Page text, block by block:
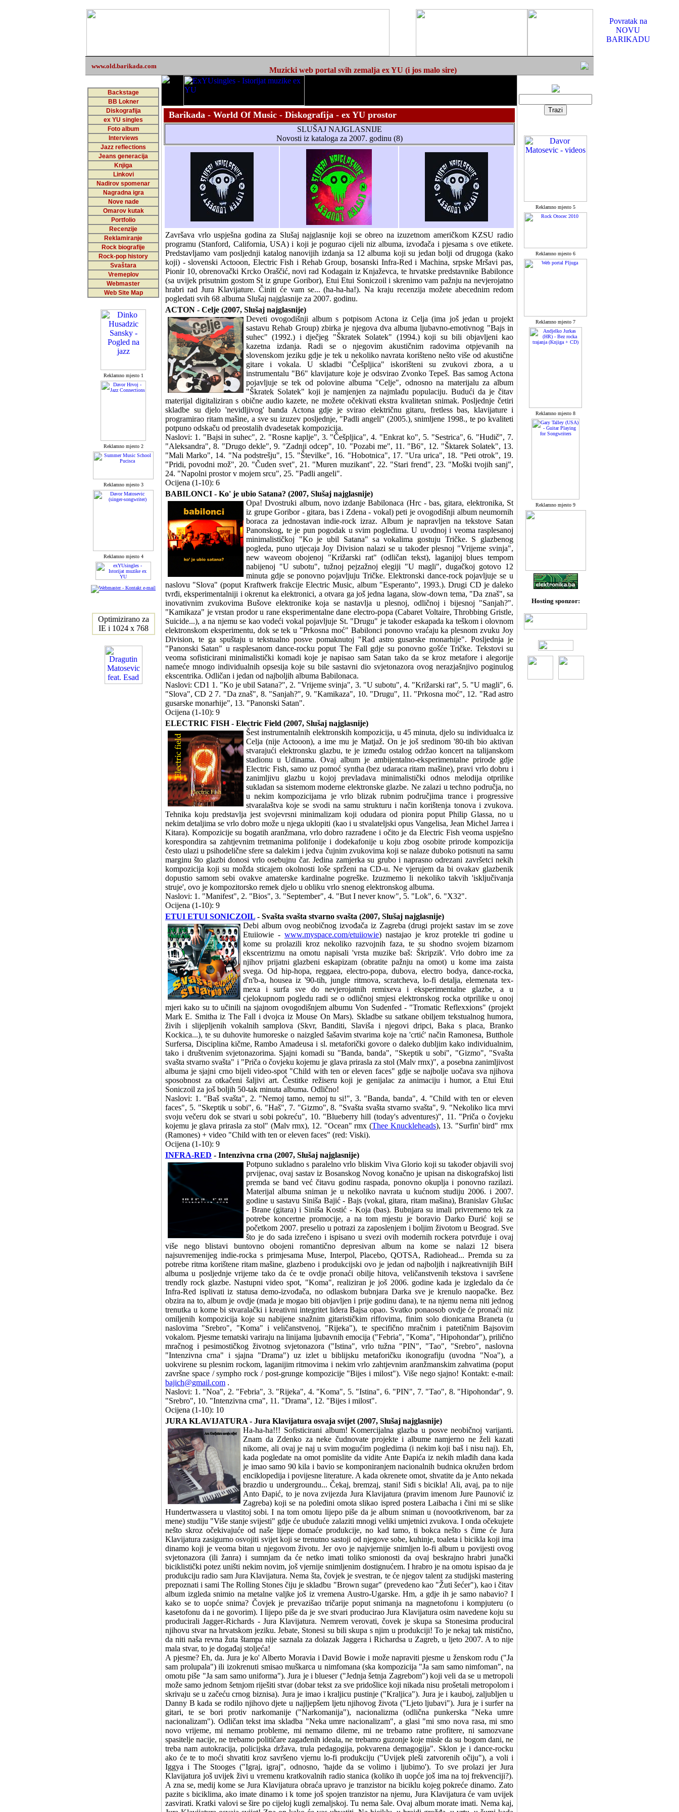
Povratak na
NOVU
BARIKADU
www.old.barikada.com Muzicki web portal svih zemalja ex YU (i jos malo sire)
Backstage
BB Lokner
Diskografija
ex YU singles
Foto album
Interviews
Jazz reflections
Jeans generacija
Knjiga
Linkovi
Nadirov spomenar
Nagradna igra
Nove nade
Omarov kutak
Portfolio
Recenzije
Reklamiranje
Rock biografije
Rock-pop history
Svaštara
Vremeplov
Webmaster
Web Site Map
Reklamno mjesto 1
Reklamno mjesto 2
Reklamno mjesto 3
Reklamno mjesto 4
Optimizirano za
IE i 1024 x 768
Barikada - World Of Music - Diskografija - ex YU prostor
SLUŠAJ NAJGLASNIJE
Novosti iz kataloga za 2007. godinu (8)
Završava vrlo uspješna godina za Slušaj najglasnije koji se obreo na izuzetnom američkom KZSU radio
programu (Stanford, California, USA) i koji je pogurao cijeli niz albuma, izvođača i pjesama s ove etikete.
Predstavljamo vam posljednji katalog nanovijih izdanja sa 12 albuma koji su jedan bolji od drugoga (kako
koji) - slovenski Actooon, Electric Fish i Rehab Group, bosanski Infra-Red i Machina, srpske Mršavi pas,
Pionir 10, obrenovački Krcko Oraščić, novi rad Kodagain iz Knjaževca, te hrvatske predstavnike Babilonce
(sa uvijek prisutnim gostom St iz grupe Goribor), Etui Etui Soniczoil i skrenimo vam pažnju na nevjerojatno
hrabri rad Jura Klavijature. Činiti će vam se... (ha-ha-ha!). Na kraju recenzija možete abecednim redom
pogledati svih 68 albuma Slušaj najglasnije za 2007. godinu.
ACTON - Celje (2007, Slušaj najglasnije)
Deveti ovogodišnji album s potpisom Actona iz Celja (ima još jedan u projekt
sastavu Rehab Group) zbirka je njegova dva albuma ljubavno-emotivnog "Bajs in
suhec" (1992.) i dječjeg "Škratek Solatek" (1994.) koji su bili objavljeni kao
kazetna izdanja. Radi se o njegovim akustičnim radovima otpjevanih na
slovenskom jeziku gdje je tek u nekoliko navrata korišteno nešto više od akustične
gitare i vokala. U skladbi "Češpljica" iskorišteni su zvukovi zbora, a u
instrumentalu "B6" klavijature koje je odsvirao Zvonko Tepeš. Bas samog Actona
pojavljuje se tek od polovine albuma "Celje", odnosno na materijalu za album
"Škratek Solatek" koji je namjenjen za najmlađu populaciju. Budući da je čitav
materijal digitaliziran s obične audio kazete, ne možete očekivati ekstra kvalitetan snimak. Posljednje četiri
skladbe su djelo 'nevidljivog' banda Actona gdje je svirao električnu gitaru, fretless bas, klavijature i
programirao ritam mašine, a sve su izuzev posljednje, "Padli angeli" (2005.), snimljene 1998., te po kvaliteti
potpuno odskaču od preostalih dvadesetak kompozicija.
Naslovi: 1. "Bajsi in suhec", 2. "Rosne kaplje", 3. "Češpljica", 4. "Enkrat ko", 5. "Sestrica", 6. "Hudič", 7.
"Aleksandra", 8. "Drugo dekle", 9. "Zadnji odcep", 10. "Pozabi me", 11. "B6", 12. "Šktarek Solatek", 13.
"Mali Marko", 14. "Na podstrešju", 15. "Številke", 16. "Hobotnica", 17. "Ura urica", 18. "Peti otrok", 19.
"Pridi, povodni mož", 20. "Čuden svet", 21. "Muren muzikant", 22. "Stari frend", 23. "Moški tvojih sanj",
24. "Napolni prostor v mojem srcu", 25. "Padli angeli".
Ocijena (1-10): 6
BABILONCI - Ko' je ubio Satana? (2007, Slušaj najglasnije)
Opa! Dvostruki album, novo izdanje Babilonaca (Hrc - bas, gitara, elektronika, St
iz grupe Goribor - gitara, bas i Zdena - vokal) peti je ovogodišnji album neumornih
boraca za jednostavan indie-rock izraz. Album je napravljen na tekstove Satan
Panonskog, te je pun pogodak u svim pogledima. U uvodnoj i veoma rasplesanoj
minimalističkoj "Ko je ubil Satana" sa vokalima gostuju Tričke. S glazbenog
pogleda, puno utjecaja Joy Division nalazi se u također plesnoj "Vrijeme svinja",
new waveom obojenoj "Križarski rat" (odličan tekst), laganijoj blues tempom
nabijenoj "U subotu", tužnoj pejzažnoj elegiji "U magli", dugačkoj gotovo 12
minuta gdje se ponovno pojavljuju Tričke. Elektronski dance-rock pojavljuje se u
naslovu "Slova" (poput Kraftwerk frakcije Electric Music, album "Esperanto", 1993.). Drugi CD je daleko
tvrđi, eksperimentalniji i okrenut ka elektronici, a otvara ga još jedna lagana, slow-down tema, "Da znaš", sa
inovativnim zvukovima Bušove elektronike koja se nastavlja u plesnoj, odličnoj i bijesnoj "Sanjah?".
"Kamikaza" je vrstan prodor u rane eksperimentalne dane electro-popa (Cabaret Voltaire, Throbbing Gristle,
Suicide...), a na njemu se kao vodeći vokal pojavljuje St. "Drugu" je također eskapada ka teškom i olovnom
elektronskom eksperimentu, dok se tek u "Prkosna moć" Babilonci ponovno vraćaju ka plesnom zvuku Joy
Division, te ga spuštaju u tekstualno posve pomaknutoj "Rad astro gusarske monarhije". Posljednja je
"Panonski Satan" u rasplesanom dance-rocku poput The Fall gdje su ponovno gošće Tričke. Tekstovi su
veoma sofisticirani minimalistički komadi koje je napisao sam Satan tako da se kroz metafore i alegorije
nameće mnogo individualnih opsesija koje su bile sastavni dio svjetonazora ovog nerazjašnjivo poginulog
ekscentrika. Odličan i jedan od najboljih albuma Babilonaca.
Naslovi: CD1 1. "Ko je ubil Satana?", 2. "Vrijeme svinja", 3. "U subotu", 4. "Križarski rat", 5. "U magli", 6.
"Slova", CD 2 7. "Da znaš", 8. "Sanjah?", 9. "Kamikaza", 10. "Drugu", 11. "Prkosna moć", 12. "Rad astro
gusarske monarhije", 13. "Panonski Satan".
Ocijena (1-10): 9
ELECTRIC FISH - Electric Field (2007, Slušaj najglasnije)
Šest instrumentalnih elektronskih kompozicija, u 45 minuta, djelo su individualca iz
Celja (nije Actooon), a ime mu je Matjaž. On je još sredinom '80-tih bio aktivan
stvarajući elektronsku glazbu, te je između ostalog održao koncert na talijanskom
stadionu u Udinama. Ovaj album je ambijentalno-eksperimentalne prirode gdje
Electric Fish, samo uz pomoć syntha (bez udaraca ritam mašine), pravi vrlo dobru i
zanimljivu glazbu u kojoj prevladava minimalistički odnos melodija otprilike
sukladan sa sistemom moderne elektronske glazbe. Ne zalazi u techno područja, no
u nekim kompozicijama je vrlo blizak rubnim područjima trance i progressive
stvaralaštva koje se svodi na samu strukturu i način korištenja tonova i zvukova.
Tehnika koju predstavlja jest svojevrsni minimalizam koji odudara od pionira poput Philip Glassa, no u
nekim detaljima se vrlo dobro može u njega uklopiti (kao i u stvalateljski opus Vangelisa, Jean Michel Jarrea i
Kitara). Kompozicije su bogatih aranžmana, vrlo dobro razrađene i očito je da Electric Fish veoma uspješno
korespondira sa zahtjevnim tretmanima polifonije i dodekafonije u koju zbog osobite prirode kompozicija
često ulazi u psihodelične sfere sa dalekim i jedva čujnim zvukovima koji se nalaze duboko potisnuti na samu
marginu što glazbi donosi vrlo osebujnu čar. Jedina zamjerka su grubo i naprasno odrezani završetci nekih
kompozicija koji su možda sticajem okolnosti loše sprženi na CD-u. Ne vjerujem da bi ovakav glazbenik
dopustio samom sebi ovakve amaterske kardinalne pogreške. Izuzmemo li nekoliko takvih 'isključivanja
struje', ovo je kompozitorsko remek djelo u obliku vrlo snenog elektronskog albuma.
Naslovi: 1. "Manifest", 2. "Bios", 3. "September", 4. "But I never know", 5. "Lok", 6. "X32".
Ocijena (1-10): 9
ETUI ETUI SONICZOIL - Svašta svašta stvarno svašta (2007, Slušaj najglasnije)
Debi album ovog neobičnog izvođača iz Zagreba (drugi projekt sastav im se zove
Etuiiowie - www.myspace.com/etuiiowie) nastajao je kroz protekle tri godine u
kome su prolazili kroz nekoliko razvojnih faza, te su shodno svojem bizarnom
ekscentrizmu na omotu napisali 'vrsta muzike baš: Škripzik'. Vrlo dobro ime za
njihov prijatni glazbeni eskapizam (obratite pažnju na omot) u kome ima zaista
svega. Od hip-hopa, reggaea, electro-popa, dubova, electro bodya, dance-rocka,
d'n'b-a, housea iz '90-tih, jungle ritmova, scratcheva, lo-fi detalja, elemenata tex-
mexa i surfa sve do nevjerojatnih remixeva i eksperimentalne glazbe, a u
cjelokupnom pogledu radi se o odličnoj smjesi elektronskog rocka otprilike u onoj
mjeri kako su to učinili na sjajnom ovogodišnjem albumu Von Sudenfed - "Tromatic Reflexxions" (projekt
Mark E. Smitha iz The Fall i dvojca iz Mouse On Mars). Skladbe su satkane obiljem tekstualnog humora,
živih i slijepljenih vokalnih samplova (Skvr, Banditi, Slaviša i njegovi dripci, Baka s placa, Branko
Kockica...), te su duhovite humoreske o naizgled šašavim stvarima koje na 'crtić' način Ramonesa, Butthole
Surfersa, Disciplina kičme, Rambo Amadeusa i sl. metaforički govore o daleko dubljim kako individualnim,
tako i društvenim svjetonazorima. Sjajni komadi su "Banda, banda", "Skeptik u sobi", "Gizmo", "Svašta
svašta stvarno svašta" i "Priča o čovjeku kojemu je glava prirasla za stol (Malv rmx)", a posebna zanimljivost
albuma je sjajni crno bijeli video-spot "Child with ten or eleven faces" gdje se najbolje uočava sva njihova
sposobnost za otkačeni šaljivi art. Čestitke režiseru koji je genijalac za animaciju i humor, a Etui Etui
Soniczoil za još boljih 50-tak minuta albuma. Odlično!
Naslovi: 1. "Baš svašta", 2. "Nemoj tamo, nemoj tu si!", 3. "Banda, banda", 4. "Child with ten or eleven
faces", 5. "Skeptik u sobi", 6. "Haš", 7. "Gizmo", 8. "Svašta svašta stvarno svašta", 9. "Nekoliko lica mrvi
svoju večeru dok se stvari u sobi pokreću", 10. "Blueberry hill (today's adventures)", 11. "Priča o čovjeku
kojemu je glava prirasla za stol" (Malv rmx), 12. "Ocean" rmx (Thee Knuckleheads), 13. "Surfin' bird" rmx
(Ramones) + video "Child with ten or eleven faces" (red: Viski).
Ocijena (1-10): 9
INFRA-RED - Intenzivna crna (2007, Slušaj najglasnije)
Potpuno sukladno s paralelno vrlo bliskim Viva Glorio koji su također objavili svoj
prvijenac, ovaj sastav iz Bosanskog Novog konačno je upisan na diskografskoj listi
premda se band već čitavu godinu raspada, ponovno okuplja i ponovno razilazi.
Materijal albuma sniman je u nekoliko navrata u kućnom studiju 2006. i 2007.
godine u sastavu Siniša Bajić - Bajs (vokal, gitara, ritam mašina), Branislav Glušac
- Brane (gitara) i Siniša Kostić - Koja (bas). Bubnjara su imali privremeno tek za
potrebe koncertne promocije, a na tom mjestu je boravio Darko Đurić koji se
početkom 2007. preselio u potrazi za zaposlenjem i boljim životom u Beograd. Sve
što je do sada izrečeno i ispisano u svezi ovih modernih rockera potvrđuje i ovaj
više nego blistavi buntovno obojeni romantično depresivan album na kome se nalazi 12 bisera
najsuvremenijeg indie-rocka s primjesama Muse, Interpol, Placebo, QOTSA, Radiohead... Premda su za
potrebe ritma korištene ritam mašine, glazbeno i produkcijski ovo je jedan od najboljih i najkreativnijih BiH
albuma u posljednje vrijeme tako da će te ovdje pronaći obilje hitova, veličanstvenih tekstova i savršene
trendly rock glazbe. Nastupni video spot, "Koma", realiziran je još 2006. godine kada je izgledalo da će
Infra-Red isplivati iz statusa demo-izvođača, no odlaskom bubnjara Darka sve je krenulo naopačke. Bez
obzira na to, album je ovdje (mada je mogao biti objavljen i prije godinu dana), te na njemu nema niti jednog
trenutka u kome bi stvaralački i kreativni integritet lidera Bajsa opao. Svatko ponaosob ovdje će pronaći niz
omiljenih kompozicija koje su nabijene snažnim gitarističkim riffovima, finim solo dionicama Braneta (u
naslovima "Srebro", "Koma" i veličanstvenoj, "Rijeka"), te specifično mračnim i patetičnim Bajsovim
vokalom. Pjesme tematski variraju na linijama ljubavnih emocija ("Febria", "Koma", "Hipohondar"), prilično
mračnog i pesimostičkog životnog svjetonazora ("Istina", vrlo tužna "PIN", "Tao", "Srebro", naslovna
"Intenzivna crna" i sjajna "Drama") uz izlet u biblijsku metaforičku ikonografiju (uvodna "Noa"), a
uokvirene su plesnim rockom, laganijim ritmovima i nekim vrlo zahtjevnim aranžmanskim zahvatima (poput
završne space / sympho rock / post-grunge kompozicije "Bijes i milost"). Više nego sjajno! Kontakt: e-mail:
bajich@gmail.com .
Naslovi: 1. "Noa", 2. "Febria", 3. "Rijeka", 4. "Koma", 5. "Istina", 6. "PIN", 7. "Tao", 8. "Hipohondar", 9.
"Srebro", 10. "Intenzivna crna", 11. "Drama", 12. "Bijes i milost".
Ocijena (1-10): 10
JURA KLAVIJATURA - Jura Klavijatura osvaja svijet (2007, Slušaj najglasnije)
Ha-ha-ha!!! Sofisticirani album! Komercijalna glazba u posve neobičnoj varijanti.
Znam da Zdenko za neke čudnovate projekte i albume namjerno ne želi kazati
nikome, ali ovaj je naj u svim mogućim pogledima (i nekim koji baš i nisu naj). Eh,
kada pogledate na omot pomislite da vidite Ante Đapića iz nekih mlađih dana kada
je imao samo 90 kila i bavio se komponiranjem nacionalnih budnica okružen brdom
enciklopedija i povijesne literature. A kada okrenete omot, shvatite da je Anto nekada
brazdio u undergroundu... Čekaj, bremzaj, stani! Siđi s bicikla! Ali, avaj, pa to nije
Anto Đapić, to je nova zvijezda Jura Klavijatura (pravim imenom Jure Paunović iz
Zagreba) koji se na poleđini omota slikao ispred postera Laibacha i čini mi se slike
Hundertwassera u vlastitoj sobi. I na tom omotu lijepo piše da je album sniman u (novootkrivenom, bar za
mene) studiju "Više stanje svijesti" gdje će ubuduće zalaziti mnogi veliki umjetnici zvukova. I onda očekujete
nešto skroz očekivajuće od naše lijepe domaće produkcije, no kad tamo, ti bokca nešto s čime će Jura
Klavijatura zasigurno osvojiti svijet koji se trenutno sastoji od njegove sobe, kuhinje, toaleta i bicikla koji ima
dinamo koji je veoma bitan u njegovom životu. Jer ovo je najvjernije snimljen lo-fi album u povijesti ovog
svjetonazora (ili žanra) i sumnjam da će netko imati toliko smionosti da ovaj beskrajno hrabri junački
biciklistički potez uništi nekim novim, još vjernije snimljenim dostignućem. I hrabro je na omotu ispisao da je
produkciju radio sam Jura Klavijatura. Nema šta, čovjek je svestran, te će njegov talent za studijski mastering
prepoznati i sami The Rolling Stones čiju je skladbu "Brown sugar" (prevedeno kao "Žuti šećer"), kao i čitav
album izgleda snimio na metalne valjke još iz vremena Austro-Ugarske. Hm, a gdje ih je samo nabavio? I
kako se to uopće snima? Čovjek je prevazišao tričarije poput snimanja na magnetofonu i kompjuteru (o
kasetofonu da i ne govorim). I lijepo piše da je sve stvari producirao Jura Klavijatura osim navedene koju su
producirali Jagger-Richards - Jura Klavijatura. Nemrem verovati, čovek je skupa sa Stonesima produciral
njihovu stvar na hrvatskom jeziku. Jebate, Stonesi su bili skupa s njim u produkciji! To je nekaj tak mistično,
da niti naša revna žuta štampa nije saznala za dolazak Jaggera i Richardsa u Zagreb, u ljeto 2007. A to nije
mala stvar, to je događaj stoljeća!
A pjesme? Eh, da. Jura je ko' Alberto Moravia i David Bowie i može napraviti pjesme u ženskom rodu ("Ja
sam prolupala") ili izokrenuti smisao muškarca u nimfomana (ska kompozicija "Ja sam samo nimfoman", na
omotu piše "Ja sam samo uniforma"). Jura je i blueser ("Jednja šetnja Zagrebom") koji veli da se u metropoli
može samo jednom šetnjom riješiti stvar (dobar tekst za sve pridošlice koji nikada nisu prošetali metropolom i
skrivaju se u začeću crnog biznisa). Jura je imao i kraljicu pustinje ("Kraljica"). Jura je i kauboj, zaljubljen u
Danny B kada se rodilo njihovo djete u najljepšem ljetu njihovog života ("Ljeto ljubavi"). Jura je i surfer na
gitari, te se bori protiv narkomanije ("Narkomanija"), nacionalizma (odlična punkerska "Neka umre
nacionalizam"). Odličan tekst ima skladba "Neka umre nacionalizam", a glasi "mi smo nova rasa, mi smo
novo vrijeme, mi nemamo probleme, mi nemamo dileme, mi ne trebamo ratne profitere, ni samozvane
spasitelje nacije, ne trebamo političare zagađenih ideala, ne trebamo guzonje koje misle da su bogom dani, ne
treba nam autokracija, policijska država, trula pedagogija, pokvarena demagogija". Sklon je i dance-rocku
ako će te to moći shvatiti kroz savršeno vjernu lo-fi produkciju ("Uvijek pleši zatvorenih očiju"), a voli i
Iggya i The Stooges ("Igraj, igraj", odnosno, 'hajde da se volimo i ljubimo'). To sve prolazi jer Jura
Klavijatura još uvijek živi u vremenu kratkovalnih radio stanica (koliko ih uopće još ima na toj frekvenciji?).
A zna se, medij kome se Jura Klavijatura obraća upravo je tranzistor na biciklu kojeg pokreće dinamo. Zato
pazite s biciklima, ako imate dinamo i k tome još spojen tranzistor na njemu, Jura Klavijatura će vam uvijek
zasvirati. Kratki valovi se šire po cijeloj kugli zemaljskoj. Tu nema šale. Ovaj album morate imati. Nema kaj,
Reklamno mjesto 5
Reklamno mjesto 6
Reklamno mjesto 7
Reklamno mjesto 8
Reklamno mjesto 9
Hosting sponzor: